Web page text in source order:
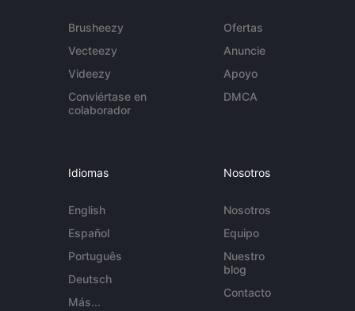
Brusheezy
Vecteezy
Videezy
Conviértase en
colaborador
Ofertas
Anuncie
Apoyo
DMCA
Idiomas
English
Español
Português
Deutsch
Más...
Nosotros
Nosotros
Equipo
Nuestro
blog
Contacto